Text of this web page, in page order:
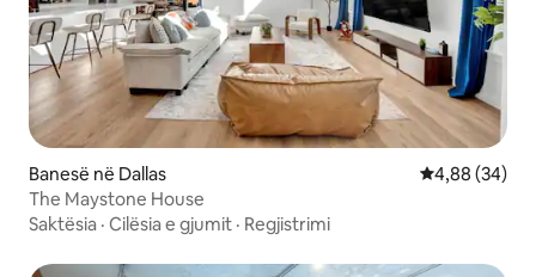
Banesë në Dallas Vlerësimi
4,88 (34)
The Maystone House
Saktësia · Cilësia e gjumit · Regjistrimi